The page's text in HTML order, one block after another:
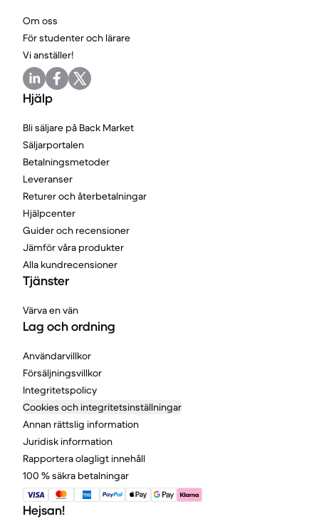
Om oss
För studenter och lärare
Vi anställer!
Hjälp
Bli säljare på Back Market
Säljarportalen
Betalningsmetoder
Leveranser
Returer och återbetalningar
Hjälpcenter
Guider och recensioner
Jämför våra produkter
Alla kundrecensioner
Tjänster
Värva en vän
Lag och ordning
Användarvillkor
Försäljningsvillkor
Integritetspolicy
Cookies och integritetsinställningar
Annan rättslig information
Juridisk information
Rapportera olagligt innehåll
100 % säkra betalningar
Hejsan!